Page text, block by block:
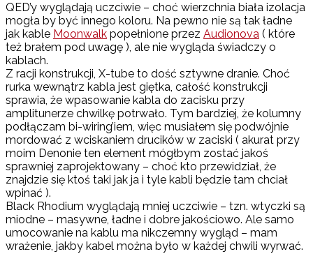
QED’y wyglądają uczciwie – choć wierzchnia biała izolacja
mogła by być innego koloru. Na pewno nie są tak ładne
jak kable Moonwalk popełnione przez Audionova ( które
też brałem pod uwagę ), ale nie wygląda świadczy o
kablach.
Z racji konstrukcji, X-tube to dość sztywne dranie. Choć
rurka wewnątrz kabla jest giętka, całość konstrukcji
sprawia, że wpasowanie kabla do zacisku przy
amplitunerze chwilkę potrwało. Tym bardziej, że kolumny
podłączam bi-wiring’iem, więc musiałem się podwójnie
mordować z wciskaniem drucików w zaciski ( akurat przy
moim Denonie ten element mógłbym zostać jakoś
sprawniej zaprojektowany – choć kto przewidział, że
znajdzie się ktoś taki jak ja i tyle kabli będzie tam chciał
wpinać ).
Black Rhodium wyglądają mniej uczciwie – tzn. wtyczki są
miodne – masywne, ładne i dobre jakościowo. Ale samo
umocowanie na kablu ma nikczemny wygląd – mam
wrażenie, jakby kabel można było w każdej chwili wyrwać.